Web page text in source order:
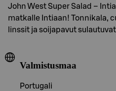
John West Super Salad –
matkalle Intiaan! Tonnikala,
linssit ja soijapavut
Valmistusmaa
Portugali